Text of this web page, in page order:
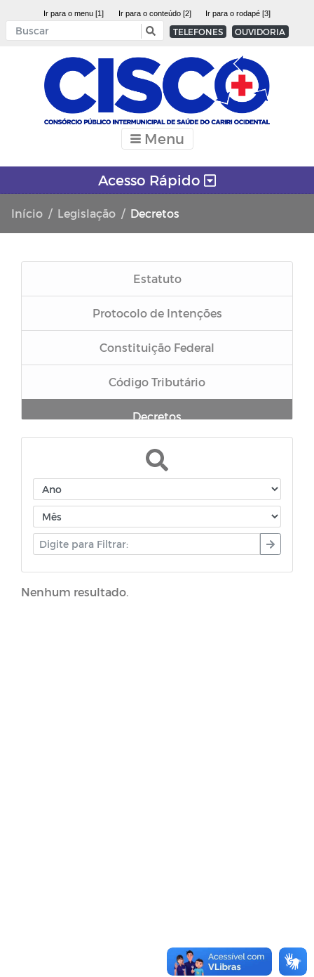
Ir para o menu [1] Ir para o conteúdo [2] Ir para o rodapé [3]
TELEFONES OUVIDORIA
Menu
Acesso Rápido
Início Legislação Decretos
Estatuto
Protocolo de Intenções
Constituição Federal
Código Tributário
Decretos
Nenhum resultado.